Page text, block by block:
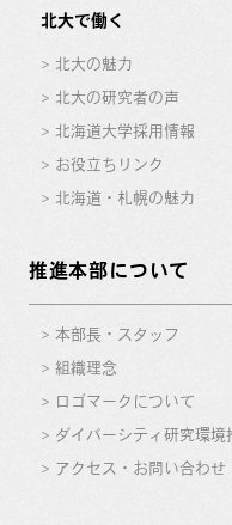
北大で働く
北大の魅力
北大の研究者の声
北海道大学採用情報
お役立ちリンク
北海道・札幌の魅力
推進本部について
本部長・スタッフ
組織理念
ロゴマークについて
ダイバーシティ研究環
アクセス・お問い合わせ